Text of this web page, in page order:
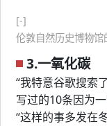
[-]
伦敦自然历史博物馆
3.一氧化碳
“我特意谷歌搜索
写过的10条因为
“这样的事多发在